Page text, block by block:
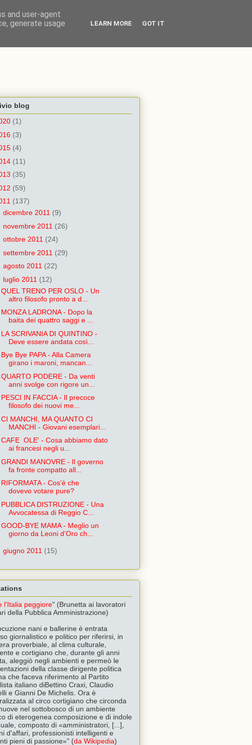
blog
(1)
(3)
(4)
(11)
(35)
(59)
(137)
dicembre 2011 (9)
novembre 2011 (26)
ottobre 2011 (24)
settembre 2011 (29)
agosto 2011 (22)
luglio 2011 (12)
QUEL TRENO PER OSLO - Un
altro filosofo pronto a d...
MONZA LADRONA - Dopo la
baita dei quattro saggi e ...
LA SCRIVANIA DI QUINTINO -
Deve essere andata così...
Bye Bye PAPA - Alla Camera
girano i maroni, mancan...
QUARTO PODERE - Da venti
anni svolge con rigore un...
PESCI IN FACCIA - Il precoce
filosofo dei nuovi me...
CI MANCHI, MA QUANTO CI
MANCHI - Giovani esemplari...
CAFE OLE' - Cosa abbiamo dato
ai francesi negli u...
GRANDI MANOVRE - Il governo
fa fronte compatto all...
RIFORMATA - Cos'è che
dovevo votare pure?
PUBBLICA DISTRUZIONE - Una
Avvocatessa di Reggio C...
GOOD-BYE MAMA - Meglio un
giorno da Leoni d'Oro ch...
giugno 2011 (15)
l'Italia peggiore" (Brunetta ai lavoratori
della Pubblica Amministrazione)
nani e ballerine è entrata
giornalistico e politico per riferirsi, in
proverbiale, al clima culturale,
e cortigiano che, durante gli anni
aleggiò negli ambienti e permeò le
della classe dirigente politica
che faceva riferimento al Partito
italiano diBettino Craxi, Claudio
e Gianni De Michelis. Ora è
al circo cortigiano che circonda
nel sottobosco di un ambiente
di eterogenea composizione e di indole
composto di «amministratori, [...],
d'affari, professionisti intelligenti e
pieni di passione»" (da Wikipedia)
and user-agent
generate usage
LEARN MORE GOT IT